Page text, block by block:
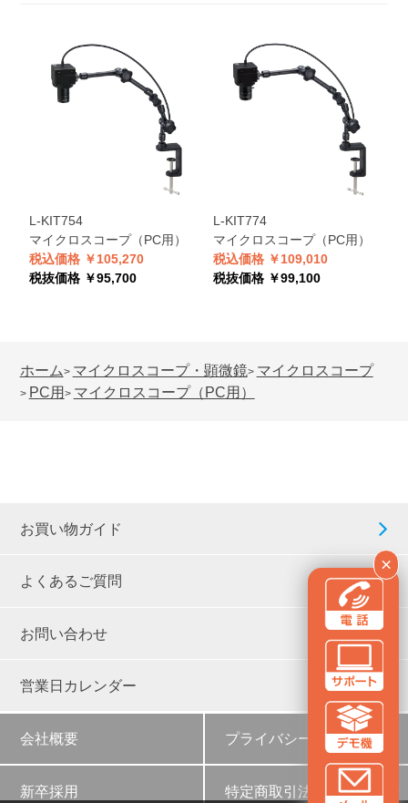
×
L-KIT754
マイクロスコープ（PC用）
税込価格 ￥105,270
税抜価格 ￥95,700
L-KIT774
マイクロスコープ（PC用）
税込価格 ￥109,010
税抜価格 ￥99,100
ホーム> マイクロスコープ・顕微鏡> マイクロスコープ
> PC用 > マイクロスコープ（PC用）
お買い物ガイド
よくあるご質問
お問い合わせ
営業日カレンダー
会社概要 プライバシーポリシー
新卒採用 特定商取引法に基づく表示